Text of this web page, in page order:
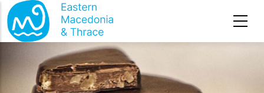
Sari la conținutul principal